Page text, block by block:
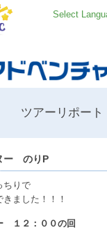
Select
ツアーリポート
ー のりP
ちりで
ました！！！
１２：００の回